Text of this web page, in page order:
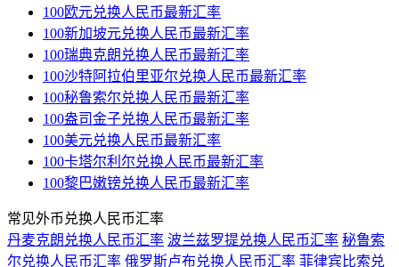
100欧元兑换人民币最新汇率
100新加坡元兑换人民币最新汇率
100瑞典克朗兑换人民币最新汇率
100沙特阿拉伯里亚尔兑换人民币最新汇率
100秘鲁索尔兑换人民币最新汇率
100盎司金子兑换人民币最新汇率
100美元兑换人民币最新汇率
100卡塔尔利尔兑换人民币最新汇率
100黎巴嫩镑兑换人民币最新汇率
常见外币兑换人民币汇率
丹麦克朗兑换人民币汇率 波兰兹罗提兑换人民币汇率 秘鲁索
尔兑换人民币汇率 俄罗斯卢布兑换人民币汇率 菲律宾比索兑